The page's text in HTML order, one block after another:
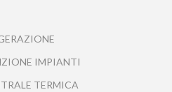
IMPIANTI
TERMICA